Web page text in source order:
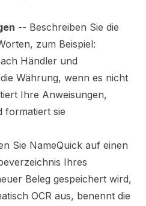
-- Beschreiben Sie die
zum Beispiel:
Händler und
Währung, wenn es nicht
Ihre Anweisungen,
formatiert sie
Sie NameQuick auf einen
Ihres
Beleg gespeichert wird,
OCR aus, benennt die